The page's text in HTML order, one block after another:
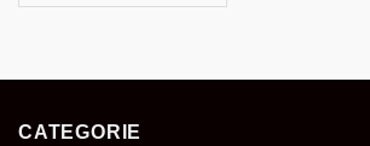
CATEGORIE